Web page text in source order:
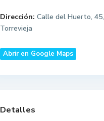
Dirección: Calle del Huerto, 45,
Torrevieja
Abrir en Google Maps
Detalles